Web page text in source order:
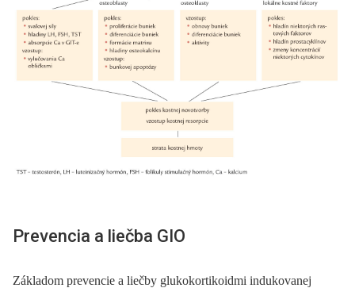
Prevencia a liečba GIO
Základom prevencie a liečby glukokortikoidmi indukovanej